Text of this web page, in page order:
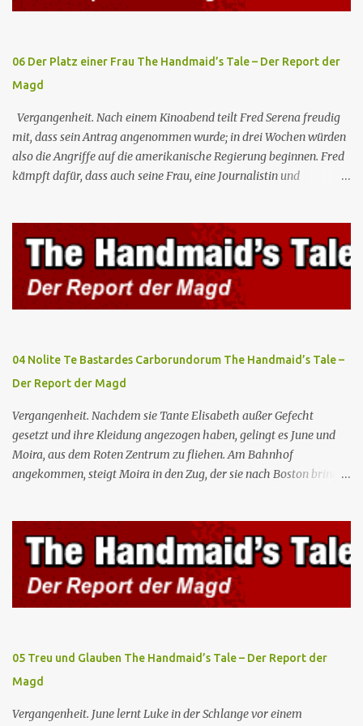
heranzukommen, und dank einer Vision von Dreamer entdecken
06 Der Platz einer Frau The Handmaid’s Tale – Der Report der
Magd
Vergangenheit. Nach einem Kinoabend teilt Fred Serena freudig
mit, dass sein Antrag angenommen wurde; in drei Wochen würden
also die Angriffe auf die amerikanische Regierung beginnen. Fred
kämpft dafür, dass auch seine Frau, eine Journalistin und
Teilnahme von Frauen weiterhin entschieden ab. Gegenwart. Die
Waterfords beherbergen eine Delegation aus Mexiko, um ein für
Gilead lebenswichtiges Handelsabkommen zu unterzeichnen.
Botschafterin Castillo konfrontiert Serena mit ihrem Buch „Der
Platz einer Frau”, das als Manifest von Gilead gilt und einen
oberstes Gut die Fortpflanzung ist. June und andere Mägde werden
wo Serena stolz die „Kinder von Gilead” vorstellt. June nutzt die
Gelegenheit, mit Castillo unter vier Augen zu sprechen, ...
04 Nolite Te Bastardes Carborundorum The Handmaid’s Tale –
Der Report der Magd
Vergangenheit. Nachdem sie Tante Elisabeth außer Gefecht
gesetzt und ihre Kleidung angezogen haben, gelingt es June und
Moira, aus dem Roten Zentrum zu fliehen. Am Bahnhof
angekommen, steigt Moira in den Zug, der sie nach Boston bringen
Elisabeth sie mit der Peitsche bestraft. Gegenwart. June ist seit
dreizehn Tagen in ihrem Zimmer eingesperrt und entdeckt im
Kleiderschrank die Inschrift „Nolite te bastardes carborundorum”,
die wahrscheinlich von der Magd Difred hinterlassen wurde, die
vor ihr dort war. In Erwartung der Zeremonie bringt Serena June
Fred unfruchtbar ist und nur sie für eine ausbleibende
Schwangerschaft verantwortlich gemacht würde. June lehnt ab,
auch wenn dies das Scheitern der Zeremonie bedeutet. Während
des versprochenen Scrabble-Spiels fragt June Fred nach der
05 Treu und Glauben The Handmaid’s Tale – Der Report der
Magd
Vergangenheit. June lernt Luke in der Schlange vor einem